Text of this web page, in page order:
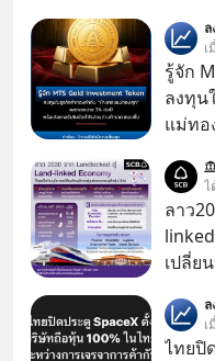
รู้จัก
ลงทุน
แม่ทอ
ทองขึ้
Gold
ทองแ
นานกว่า 74 ปี
รายไ
ไ
ลาว
เปลี่ย
ของอ
ไทยปิ